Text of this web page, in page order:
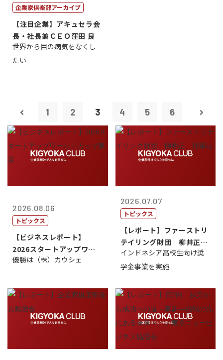
企業家倶楽部アーカイブ
【注目企業】アキュセラ会
長・社長兼ＣＥＯ窪田 良
世界から目の病気をなくし
たい
1 2 3 4 5 6
2026.08.06
トピックス
【ビジネスレポート】
2026スタートアップワー
ルドカップ東京
優勝は（株）カウシェ
2026.07.07
トピックス
【レポート】ファーストリ
テイリング財団 柳井正
理事長
インドネシア高校生向け奨
学金事業を実施